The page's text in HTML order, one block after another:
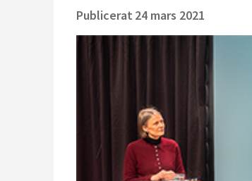
Publicerat 24 mars 2021